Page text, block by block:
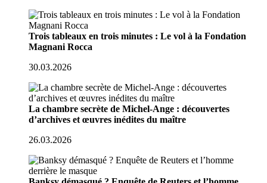
Trois tableaux en trois minutes : Le vol à la Fondation
Magnani Rocca
30.03.2026
La chambre secrète de Michel-Ange : découvertes
d’archives et œuvres inédites du maître
26.03.2026